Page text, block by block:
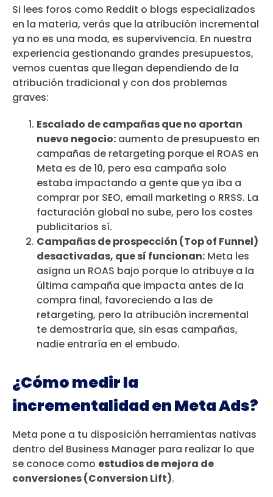
Si lees foros como Reddit o blogs especializados
en la materia, verás que la atribución incremental
ya no es una moda, es supervivencia. En nuestra
experiencia gestionando grandes presupuestos,
vemos cuentas que llegan dependiendo de la
atribución tradicional y con dos problemas
graves:
Escalado de campañas que no aportan
nuevo negocio: aumento de presupuesto en
campañas de retargeting porque el ROAS en
Meta es de 10, pero esa campaña solo
estaba impactando a gente que ya iba a
comprar por SEO, email marketing o RRSS. La
facturación global no sube, pero los costes
publicitarios sí.
Campañas de prospección (Top of Funnel)
desactivadas, que sí funcionan: Meta les
asigna un ROAS bajo porque lo atribuye a la
última campaña que impacta antes de la
compra final, favoreciendo a las de
retargeting, pero la atribución incremental
te demostraría que, sin esas campañas,
nadie entraría en el embudo.
¿Cómo medir la
incrementalidad en Meta Ads?
Meta pone a tu disposición herramientas nativas
dentro del Business Manager para realizar lo que
se conoce como estudios de mejora de
conversiones (Conversion Lift).